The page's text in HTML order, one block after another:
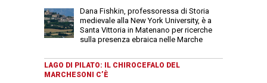
Dana Fishkin, professoressa di Storia
medievale alla New York University, è a
Santa Vittoria in Matenano per ricerche
sulla presenza ebraica nelle Marche
LAGO DI PILATO: IL CHIROCEFALO DEL
MARCHESONI C’È